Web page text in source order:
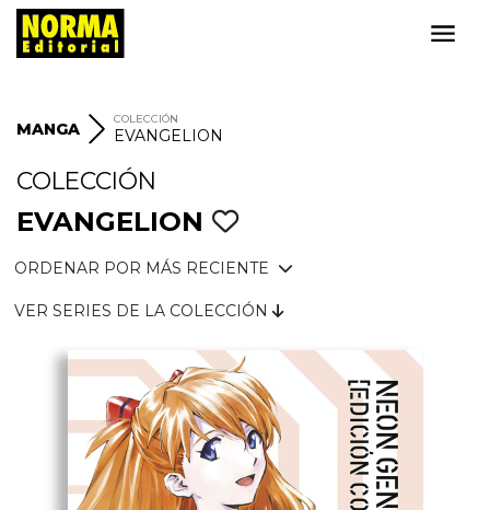
MANGA
COLECCIÓN
EVANGELION
COLECCIÓN
EVANGELION
ORDENAR POR MÁS RECIENTE
VER SERIES DE LA COLECCIÓN